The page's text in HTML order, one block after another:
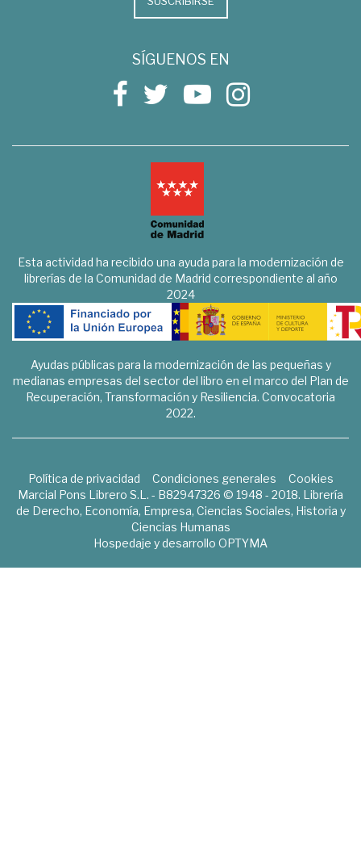
SÍGUENOS EN
Esta actividad ha recibido una ayuda para la modernización de
librerías de la Comunidad de Madrid correspondiente al año
2024
Ayudas públicas para la modernización de las pequeñas y
medianas empresas del sector del libro en el marco del Plan de
Recuperación, Transformación y Resiliencia. Convocatoria
2022.
Política de privacidad Condiciones generales
Cookies
Marcial Pons Librero S.L. - B82947326 © 1948 - 2018. Librería
de Derecho, Economía, Empresa, Ciencias Sociales, Historia y
Ciencias Humanas
Hospedaje y desarrollo OPTYMA